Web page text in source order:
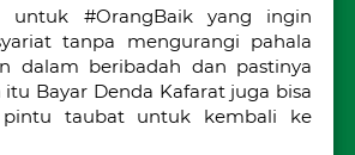
untuk #OrangBaik yang ingin
tanpa mengurangi pahala
dalam beribadah dan pastinya
itu Bayar Denda Kafarat juga bisa
pintu taubat untuk kembali ke